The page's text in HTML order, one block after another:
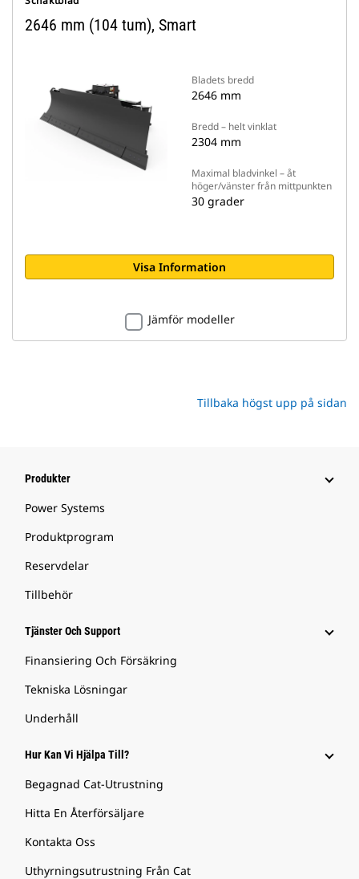
2646 mm (104 tum), Smart
Bladets bredd
2646 mm
Bredd – helt vinklat
2304 mm
Maximal bladvinkel – åt
höger/vänster från mittpunkten
30 grader
Visa Information
Jämför modeller
Tillbaka högst upp på sidan
Produkter
Power Systems
Produktprogram
Reservdelar
Tillbehör
Tjänster Och Support
Finansiering Och Försäkring
Tekniska Lösningar
Underhåll
Hur Kan Vi Hjälpa Till?
Begagnad Cat-Utrustning
Hitta En Återförsäljare
Kontakta Oss
Uthyrningsutrustning Från Cat